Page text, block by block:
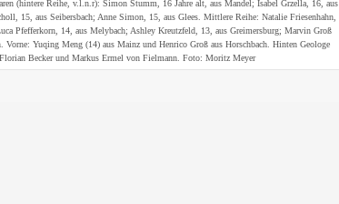
(hintere Reihe, v.l.n.r): Simon Stumm, 16 Jahre alt, aus Mandel; Isabel Grzella, 16, aus
15, aus Seibersbach; Anne Simon, 15, aus Glees. Mittlere Reihe: Natalie Friesenhahn,
Pfefferkorn, 14, aus Melybach; Ashley Kreutzfeld, 13, aus Greimersburg; Marvin Groß
Vorne: Yuqing Meng (14) aus Mainz und Henrico Groß aus Horschbach. Hinten Geologe
Florian Becker und Markus Ermel von Fielmann. Foto: Moritz Meyer